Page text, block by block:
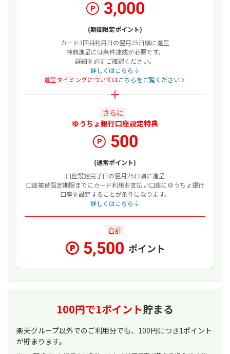
3,000
(期間限定ポイント)
カード3回目利用日の翌月25日頃に進呈
特典進呈には条件達成が必要です。
詳細を必ずご確認ください。
詳しくはこちら
進呈タイミングについてはこちらをご覧ください
さらに
ゆうちょ銀行口座設定特典
500
(通常ポイント)
口座設定完了日の翌月25日頃に進呈
口座振替設定期限までにカード利用お支払い口座にゆうちょ銀行
口座を設定することが条件になります。
詳しくはこちら
合計
5,500 ポイント
100円で1ポイント貯まる
楽天グループ以外でのご利用分でも、100円につき1ポイント
が貯まります。